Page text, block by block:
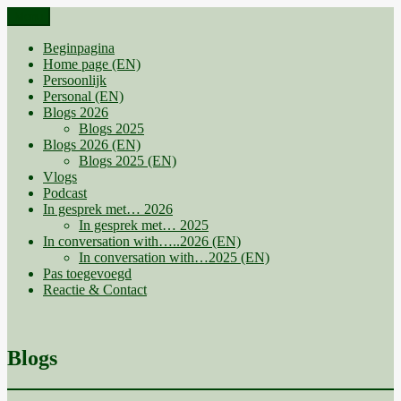
naar
inhoud
Beginpagina
Home page (EN)
Persoonlijk
Personal (EN)
Blogs 2026
Blogs 2025
Blogs 2026 (EN)
Blogs 2025 (EN)
Vlogs
Podcast
In gesprek met… 2026
In gesprek met… 2025
In conversation with…..2026 (EN)
In conversation with…2025 (EN)
Pas toegevoegd
Reactie & Contact
Blogs